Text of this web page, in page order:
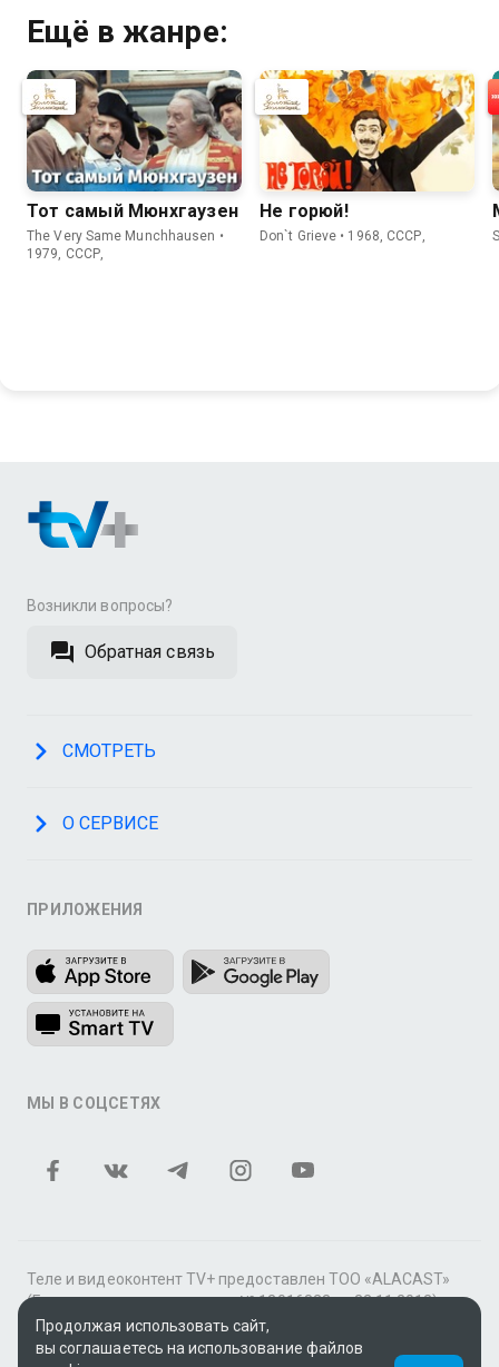
Ещё в жанре:
Тот самый Мюнхгаузен
The Very Same Munchhausen •
1979, СССР,
Не горюй!
Don`t Grieve • 1968, СССР,
Возникли вопросы?
Обратная связь
СМОТРЕТЬ
О СЕРВИСЕ
ПРИЛОЖЕНИЯ
МЫ В СОЦСЕТЯХ
Теле и видеоконтент TV+ предоставлен ТОО «ALACAST»
(Государственная лицензия № 12016823 от 22.11.2012).
В рамках услуги «Видео по подписке» для «Пакета
фильмов и сериалов tv+» контент предоставляется
Продолжая использовать сайт,
вы соглашаетесь на использование файлов